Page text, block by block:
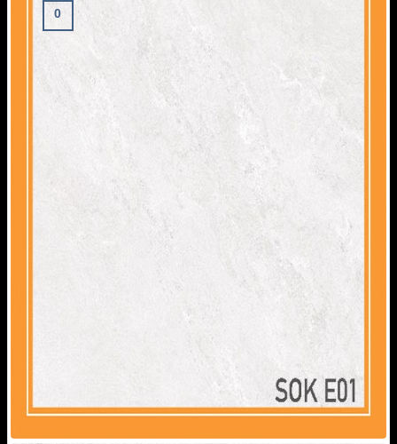
0
Chưa có sản phẩm trong giỏ hàng.